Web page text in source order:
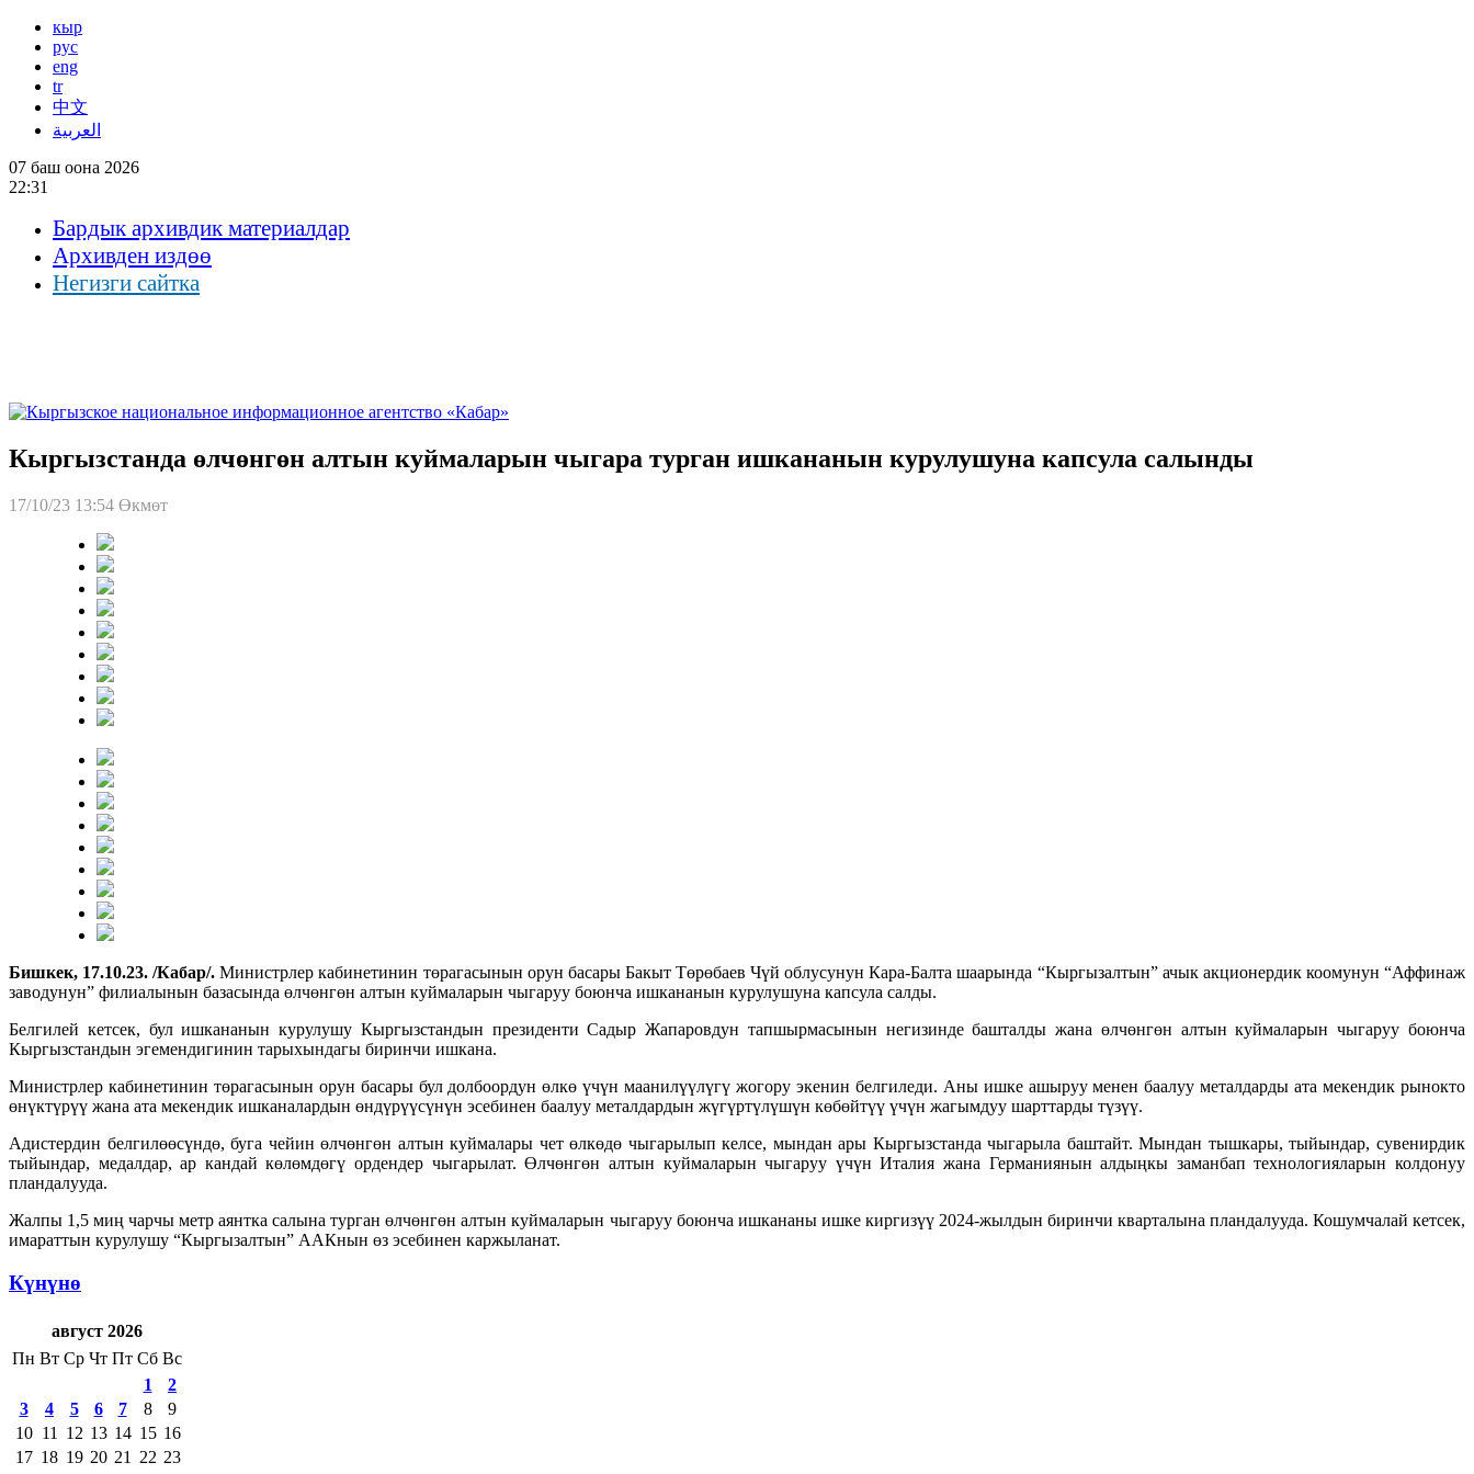
кыр
рус
eng
tr
中文
العربية
07 баш оона 2026
22:31
Бардык архивдик материалдар
Архивден издөө
Негизги сайтка
Кыргызстанда өлчөнгөн алтын куймаларын чыгара турган ишкананын курулушуна капсула салынды
17/10/23 13:54 Өкмөт
Бишкек, 17.10.23. /Кабар/.Министрлер кабинетинин төрагасынын орун басары Бакыт Төрөбаев Чүй облусунун Кара-Балта шаарында “Кыргызалтын” ачык акционердик коомунун “Аффинаж
заводунун” филиалынын базасында өлчөнгөн алтын куймаларын чыгаруу боюнча ишкананын курулушуна капсула салды.
Белгилей кетсек, бул ишкананын курулушу Кыргызстандын президенти Садыр Жапаровдун тапшырмасынын негизинде башталды жана өлчөнгөн алтын куймаларын чыгаруу боюнча
Кыргызстандын эгемендигинин тарыхындагы биринчи ишкана.
Министрлер кабинетинин төрагасынын орун басары бул долбоордун өлкө үчүн маанилүүлүгү жогору экенин белгиледи. Аны ишке ашыруу менен баалуу металдарды ата мекендик рынокто
өнүктүрүү жана ата мекендик ишканалардын өндүрүүсүнүн эсебинен баалуу металдардын жүгүртүлүшүн көбөйтүү үчүн жагымдуу шарттарды түзүү.
Адистердин белгилөөсүндө, буга чейин өлчөнгөн алтын куймалары чет өлкөдө чыгарылып келсе, мындан ары Кыргызстанда чыгарыла баштайт. Мындан тышкары, тыйындар, сувенирдик
тыйындар, медалдар, ар кандай көлөмдөгү ордендер чыгарылат. Өлчөнгөн алтын куймаларын чыгаруу үчүн Италия жана Германиянын алдыңкы заманбап технологияларын колдонуу
пландалууда.
Жалпы 1,5 миң чарчы метр аянтка салына турган өлчөнгөн алтын куймаларын чыгаруу боюнча ишкананы ишке киргизүү 2024-жылдын биринчи кварталына пландалууда. Кошумчалай кетсек,
имараттын курулушу “Кыргызалтын” ААКнын өз эсебинен каржыланат.
Күнүнө
август 2026
Пн Вт Ср Чт Пт Сб Вс
1
2
3
4 5 6 7 8
9
10 11 12 13 14 15 16
17 18 19 20 21 22 23